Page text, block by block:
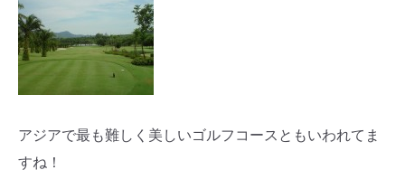
アジアで最も難しく美しいゴルフコースともいわれてま
すね！